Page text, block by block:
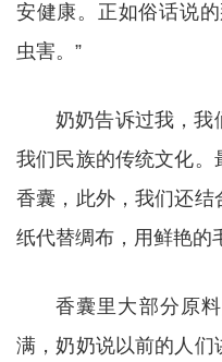
安健康。正如俗话说
虫害。”
奶奶告诉过我，我
我们民族的传统文化
香囊，此外，我们还结
纸代替绸布，用鲜艳的
香囊里大部分原
满，奶奶说以前的人们